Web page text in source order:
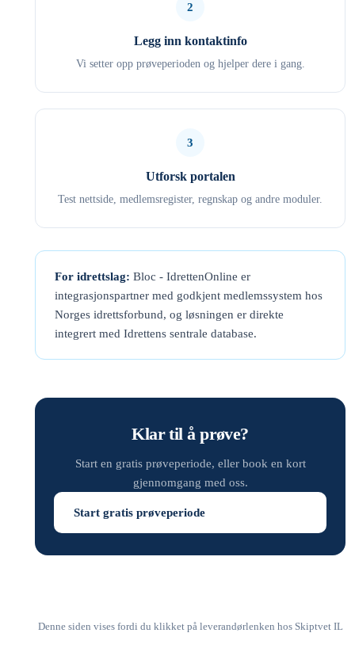
2
Legg inn kontaktinfo
Vi setter opp prøveperioden og hjelper dere i gang.
3
Utforsk portalen
Test nettside, medlemsregister, regnskap og andre moduler.
For idrettslag: Bloc - IdrettenOnline er
integrasjonspartner med godkjent medlemssystem hos
Norges idrettsforbund, og løsningen er direkte
integrert med Idrettens sentrale database.
Klar til å prøve?
Start en gratis prøveperiode, eller book en kort
gjennomgang med oss.
Start gratis prøveperiode
Denne siden vises fordi du klikket på leverandørlenken hos Skiptvet IL